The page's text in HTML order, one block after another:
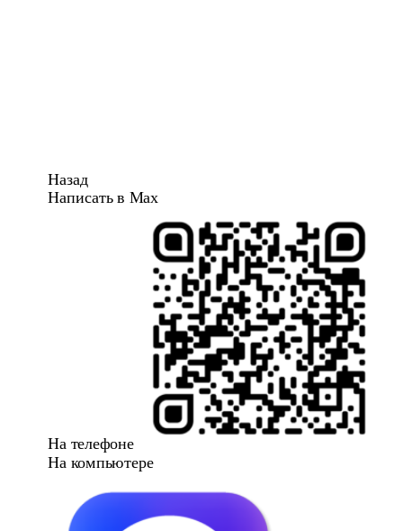
Назад
Написать в Max
На телефоне
На компьютере